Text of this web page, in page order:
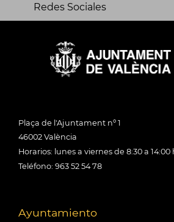
Redes Sociales
Plaça de l'Ajuntament nº 1
46002 València
Horarios: lunes a viernes de 8:30 a 14:00
Teléfono: 963 52 54 78
Ayuntamiento